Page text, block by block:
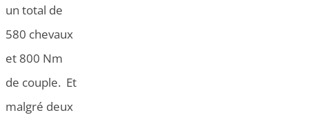
un total de
580 chevaux
et 800 Nm
de couple. Et
malgré deux